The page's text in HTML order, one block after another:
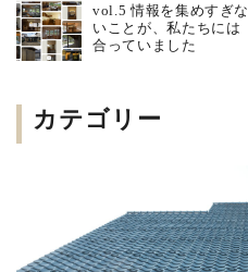
vol.5 情報を集めすぎな
いことが、私たちには
合っていました
カテゴリー